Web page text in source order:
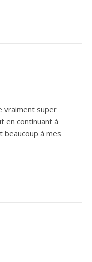
vraiment super
en continuant à
beaucoup à mes